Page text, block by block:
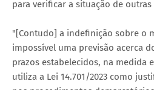
para verificar a situação de
"[Contudo] a indefinição sobre o
impossível uma previsão acerca
prazos estabelecidos, na medida
utiliza a Lei 14.701/2023 como